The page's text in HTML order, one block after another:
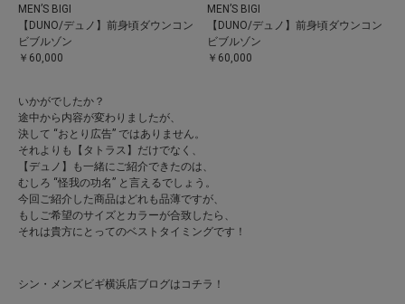
MEN’S BIGI
【DUNO/デュノ】前身頃ダウンコン
ビブルゾン
￥60,000
MEN’S BIGI
【DUNO/デュノ】前身頃ダウンコン
ビブルゾン
￥60,000
いかがでしたか？
途中から内容が変わりましたが、
決して “おとり広告” ではありません。
それよりも【タトラス】だけでなく、
【デュノ】も一緒にご紹介できたのは、
むしろ “怪我の功名” と言えるでしょう。
今回ご紹介した商品はどれも品薄ですが、
もしご希望のサイズとカラーが合致したら、
それは貴方にとってのベストタイミングです！
シン・メンズビギ横浜店ブログはコチラ！